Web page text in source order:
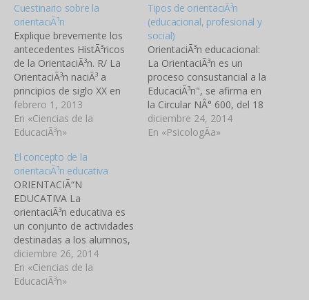
Cuestinario sobre la
orientaciÃ³n
Explique brevemente los
antecedentes HistÃ³ricos
de la OrientaciÃ³n. R/ La
OrientaciÃ³n naciÃ³ a
principios de siglo XX en
Estados Unidos. Durante
la dÃ©cada de 1970
incorporo programas
para la salud. 2. Explique el
Concepto de OrientaciÃ³n.
R/ La OrientaciÃ³n se
entiende como una
capacitaciÃ³n del individuo
para…
febrero 1, 2013
En «Ciencias de la
EducaciÃ³n»
Tipos de orientaciÃ³n
(educacional, profesional y
social)
OrientaciÃ³n educacional:
La OrientaciÃ³n es un
proceso consustancial a la
EducaciÃ³n", se afirma en
la Circular NÂ° 600, del 18
de Febrero de 1991, del
MINEDUC. En otras
diciembre 24, 2014
En «PsicologÃ­a»
El concepto de la
orientaciÃ³n educativa
ORIENTACIÃ“N
EDUCATIVA La
orientaciÃ³n educativa es
un conjunto de actividades
destinadas a los alumnos,
los padres y los
profesores, con el
objetivo de contribuir al
diciembre 26, 2014
En «Ciencias de la
EducaciÃ³n»